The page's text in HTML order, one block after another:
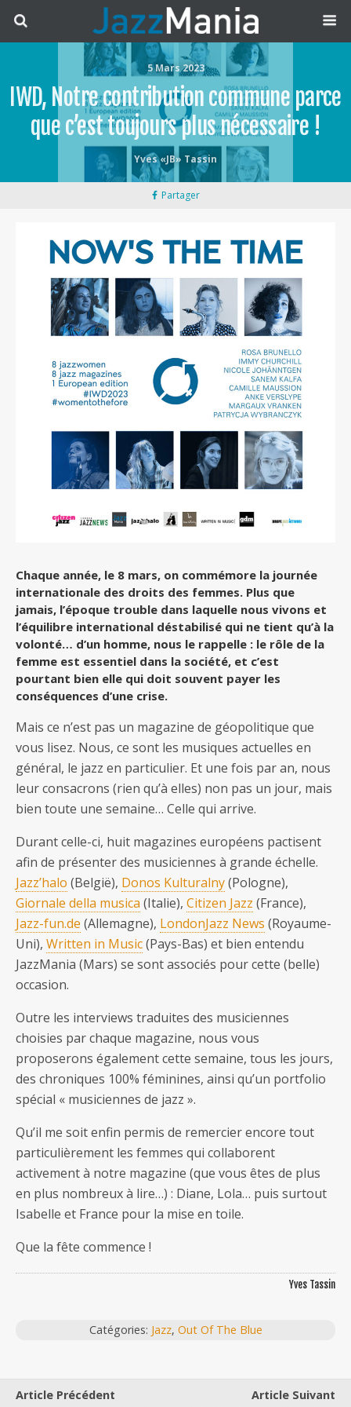
5 Mars 2023
IWD, Notre contribution commune parce
que c’est toujours plus nécessaire !
Yves «JB» Tassin
Partager
Chaque année, le 8 mars, on commémore la journée
internationale des droits des femmes. Plus que
jamais, l’époque trouble dans laquelle nous vivons et
l’équilibre international déstabilisé qui ne tient qu’à la
volonté… d’un homme, nous le rappelle : le rôle de la
femme est essentiel dans la société, et c’est
pourtant bien elle qui doit souvent payer les
conséquences d’une crise.
Mais ce n’est pas un magazine de géopolitique que
vous lisez. Nous, ce sont les musiques actuelles en
général, le jazz en particulier. Et une fois par an, nous
leur consacrons (rien qu’à elles) non pas un jour, mais
bien toute une semaine… Celle qui arrive.
Durant celle-ci, huit magazines européens pactisent
afin de présenter des musiciennes à grande échelle.
Jazz’halo (België), Donos Kulturalny(Pologne),
Giornale della musica (Italie), Citizen Jazz (France),
Jazz-fun.de (Allemagne), LondonJazz News (Royaume-
Uni), Written in Music(Pays-Bas) et bien entendu
JazzMania (Mars) se sont associés pour cette (belle)
occasion.
Outre les interviews traduites des musiciennes
choisies par chaque magazine, nous vous
proposerons également cette semaine, tous les jours,
des chroniques 100% féminines, ainsi qu’un portfolio
spécial « musiciennes de jazz ».
Qu’il me soit enfin permis de remercier encore tout
particulièrement les femmes qui collaborent
activement à notre magazine (que vous êtes de plus
en plus nombreux à lire…) : Diane, Lola… puis surtout
Isabelle et France pour la mise en toile.
Que la fête commence !
Yves Tassin
Catégories: Jazz, Out Of The Blue
Article Précédent
Article Suivant